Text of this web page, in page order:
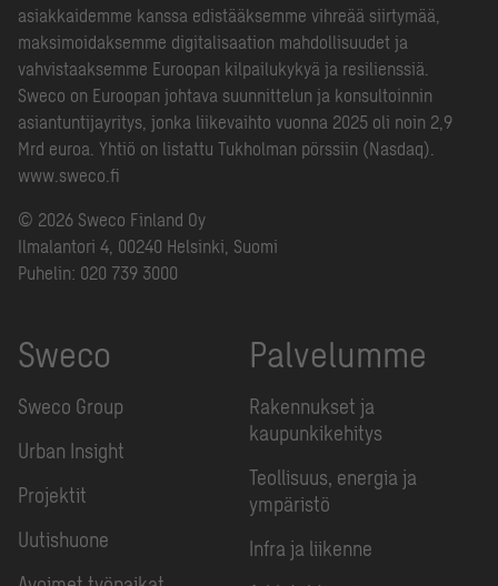
asiakkaidemme kanssa edistääksemme vihreää siirtymää,
maksimoidaksemme digitalisaation mahdollisuudet ja
vahvistaaksemme Euroopan kilpailukykyä ja resilienssiä.
Sweco on Euroopan johtava suunnittelun ja konsultoinnin
asiantuntijayritys, jonka liikevaihto vuonna 2025 oli noin 2,9
Mrd euroa. Yhtiö on listattu Tukholman pörssiin (Nasdaq).
www.sweco.fi
© 2026 Sweco Finland Oy
Ilmalantori 4, 00240 Helsinki, Suomi
Puhelin: 020 739 3000
Sweco
Sweco Group
Urban Insight
Projektit
Uutishuone
Palvelumme
Rakennukset ja
kaupunkikehitys
Teollisuus, energia ja
ympäristö
Infra ja liikenne